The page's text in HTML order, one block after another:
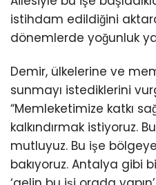
istihdam edildiğini
dönemlerde yoğunluk
Demir, ülkelerine ve
sunmayı istediklerini
“Memleketimize katkı
kalkındırmak istiyoruz.
mutluyuz. Bu işe
bakıyoruz. Antalya gibi